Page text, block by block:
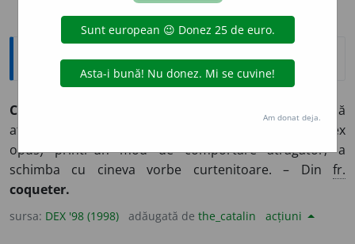
Explicative DEX
COCHET
A căuta să placă, să
atragă atenția, interesul, simpatia unei persoane (de sex
opus) printr-un mod de comportare atrăgător; a
schimba cu cineva vorbe curtenitoare. – Din fr.
coqueter.
sursa: DEX '98 (1998) adăugată de the_catalin acțiuni
Am donat deja.